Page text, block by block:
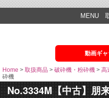
MENU
動画ギ
Home > 取扱商品 > 破砕機・粉砕機 > 高
砕機
No.3334M【中古】朋